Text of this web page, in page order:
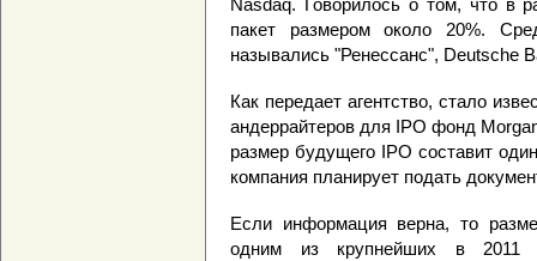
Nasdaq. Говорилось о том, что в
пакет размером около 20%.
назывались "Ренессанс", Deutsche
Как передает агентство, стало
андеррайтеров для IPO фонд
размер будущего IPO составит
компания планирует подать
Если информация верна, то
одним из крупнейших в 2011